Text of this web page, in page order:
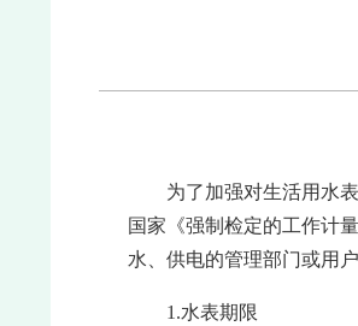
为了加强对生活用水
国家《强制检定的工作计
水、供电的管理部门或用
1.水表期限